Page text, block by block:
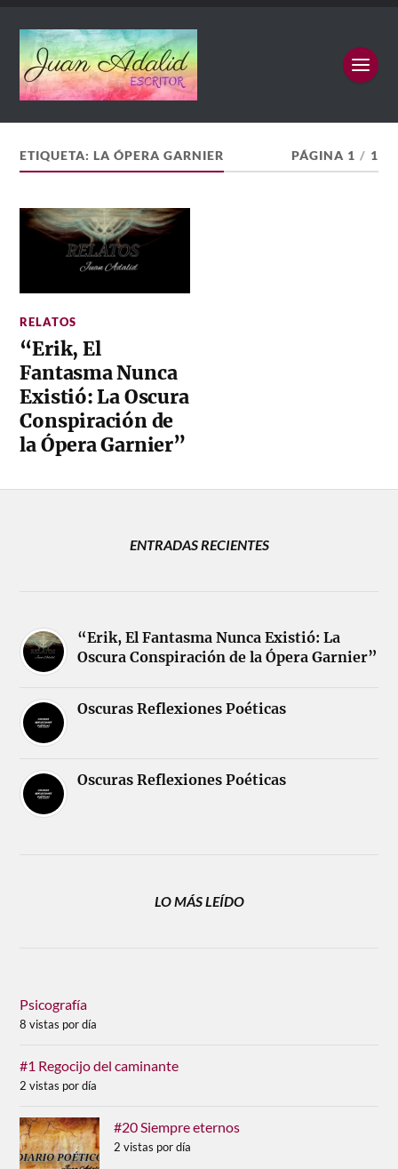
ETIQUETA:LA ÓPERA GARNIER PÁGINA 1 / 1
RELATOS
“Erik, El
Fantasma Nunca
Existió: La Oscura
Conspiración de
la Ópera Garnier”
ENTRADAS RECIENTES
“Erik, El Fantasma Nunca Existió: La
Oscura Conspiración de la Ópera Garnier”
Oscuras Reflexiones Poéticas
Oscuras Reflexiones Poéticas
LO MÁS LEÍDO
Psicografía
8 vistas por día
#1 Regocijo del caminante
2 vistas por día
#20 Siempre eternos
2 vistas por día